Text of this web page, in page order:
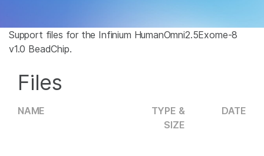
支持
Support files for the Infinium HumanOmni2.5Exome-8
v1.0 BeadChip.
Files
NAME
TYPE &
SIZE
DATE